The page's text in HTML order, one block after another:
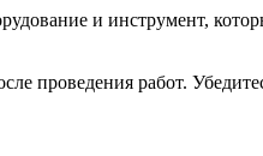
и инструмент,
проведения работ.